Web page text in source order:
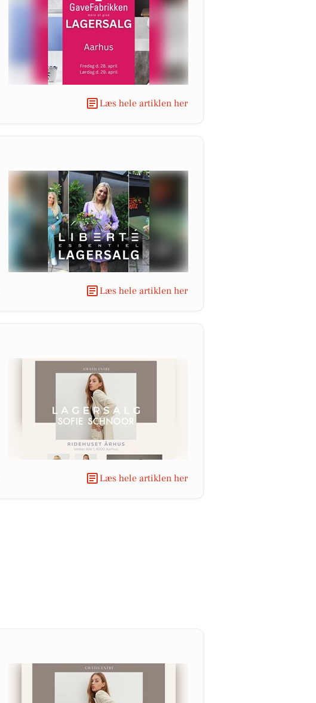
Læs hele artiklen her
Læs hele artiklen her
Læs hele artiklen her